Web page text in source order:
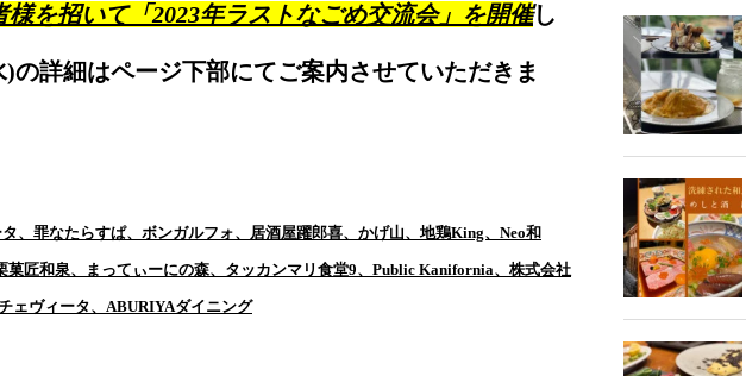
を招いて「2023年ラストなごめ交流会」を開催し
詳細はページ下部にてご案内させていただきま
、罪なたらすぱ、ボンガルフォ、居酒屋躍郎喜、かげ山、地鶏King、Neo和
匠和泉、まってぃーにの森、タッカンマリ食堂9、Public Kanifornia、株式会社
ェヴィータ、ABURIYAダイニング